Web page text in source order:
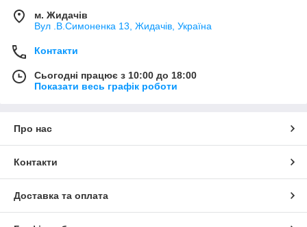
м. Жидачів
Вул .В.Симоненка 13, Жидачів, Україна
Контакти
Сьогодні працює з 10:00 до 18:00
Показати весь графік роботи
Про нас
Контакти
Доставка та оплата